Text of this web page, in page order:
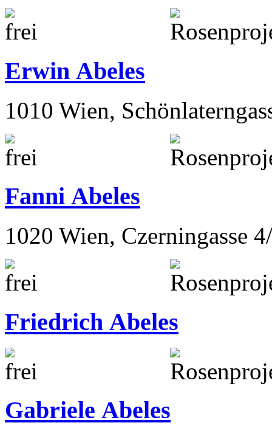
Erwin Abeles
1010 Wien,
Fanni Abeles
1020 Wien, Czerningasse
Friedrich Abeles
Gabriele Abeles